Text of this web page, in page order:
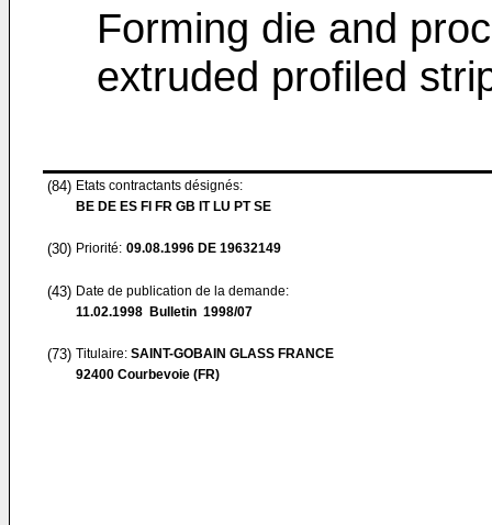
Forming die and
extruded profiled
(84) Etats contractants désignés:
BE DE ES FI FR GB IT LU PT SE
(30) Priorité: 09.08.1996 DE 19632149
(43) Date de publication de la demande:
11.02.1998 Bulletin 1998/07
(73) Titulaire: SAINT-GOBAIN GLASS FRANCE
92400 Courbevoie (FR)